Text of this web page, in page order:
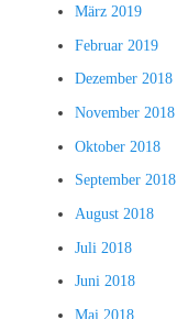
März 2019
Februar 2019
Dezember 2018
November 2018
Oktober 2018
September 2018
August 2018
Juli 2018
Juni 2018
Mai 2018